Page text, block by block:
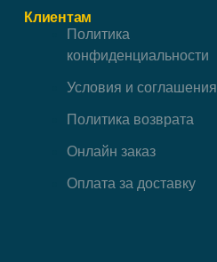
Клиентам
Политика
конфиденциальности
Условия и соглашения
Политика возврата
Онлайн заказ
Оплата за доставку